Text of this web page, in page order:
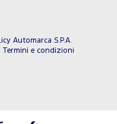
Automarca S.P.A.
Termini e condizioni